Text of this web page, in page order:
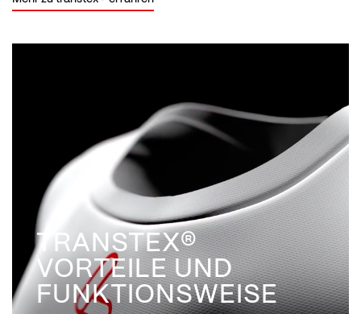
TRANSTEX®
VORTEILE UND
FUNKTIONSWEISE